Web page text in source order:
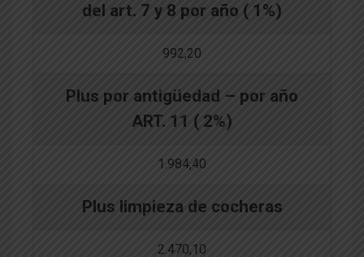
del art. 7 y 8 por año ( 1%)
992,20
Plus por antigüedad – por año
ART. 11 ( 2%)
1.984,40
Plus limpieza de cocheras
2.470,10